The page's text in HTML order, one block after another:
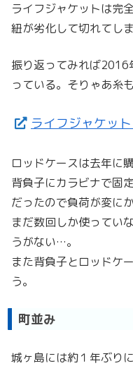
ライフジャケットは完
紐が劣化して切れてし
振り返ってみれば2016
っている。そりゃあ糸
ライフジャケッ
ロッドケースは去年に
背負子にカラビナで固
だったので負荷が変に
まだ数回しか使ってい
うがない…。
また背負子とロッドケ
う。
町並み
城ヶ島には約１年ぶりに